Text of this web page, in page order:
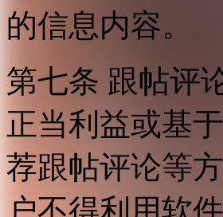
的信息内容。
第七条 跟帖评
正当利益或基
荐跟帖评论等
户不得利用软